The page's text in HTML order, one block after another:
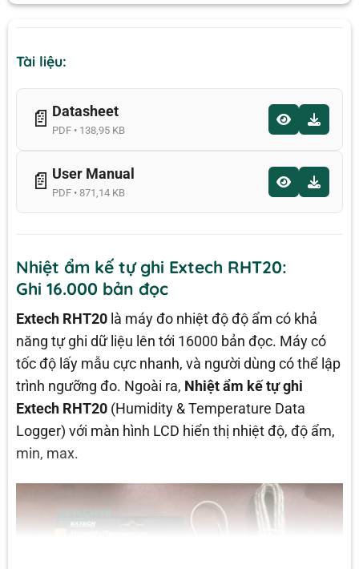
Tài liệu:
📄 Datasheet
PDF • 138,95 KB
📄 User Manual
PDF • 871,14 KB
Nhiệt ẩm kế tự ghi Extech RHT20:
Ghi 16.000 bản đọc
Extech RHT20là máy đo nhiệt độ độ ẩm có khả
năng tự ghi dữ liệu lên tới 16000 bản đọc. Máy có
tốc độ lấy mẫu cực nhanh, và người dùng có thể lập
trình ngưỡng đo. Ngoài ra, Nhiệt ẩm kế tự ghi
Extech RHT20(Humidity & Temperature Data
Logger) với màn hình LCD hiển thị nhiệt độ, độ ẩm,
min, max.